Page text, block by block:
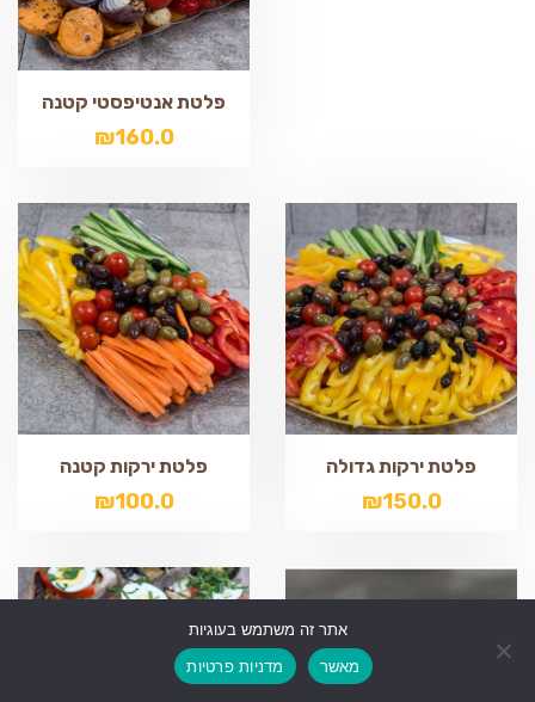
פלטת אנטיפסטי קטנה
₪160.0
פלטת ירקות גדולה
₪150.0
פלטת ירקות קטנה
₪100.0
אתר זה משתמש בעוגיות
מאשר
מדניות פרטיות
צרו קשר